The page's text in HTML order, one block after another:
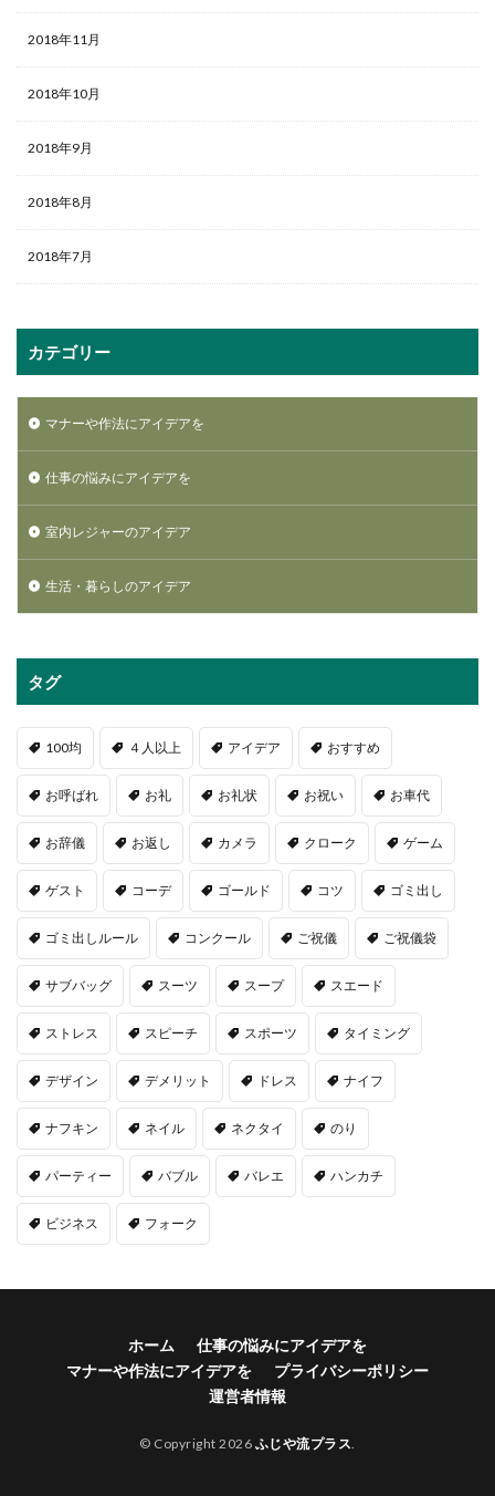
2018年11月
2018年10月
2018年9月
2018年8月
2018年7月
カテゴリー
マナーや作法にアイデアを
仕事の悩みにアイデアを
室内レジャーのアイデア
生活・暮らしのアイデア
タグ
100均 ４人以上 アイデア おすすめ
お呼ばれ お礼 お礼状 お祝い お車代
お辞儀 お返し カメラ クローク ゲーム
ゲスト コーデ ゴールド コツ ゴミ出し
ゴミ出しルール コンクール ご祝儀 ご祝儀袋
サブバッグ スーツ スープ スエード
ストレス スピーチ スポーツ タイミング
デザイン デメリット ドレス ナイフ
ナフキン ネイル ネクタイ のり
パーティー バブル バレエ ハンカチ
ビジネス フォーク
ホーム
仕事の悩みにアイデアを
マナーや作法にアイデアを
プライバシーポリシー
運営者情報
© Copyright 2026 ふじや流プラス.